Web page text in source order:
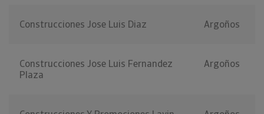
Construcciones Jose Luis Diaz Argoños
Construcciones Jose Luis Fernandez
Plaza
Argoños